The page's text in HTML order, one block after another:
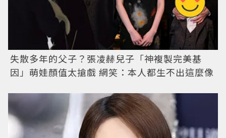
失散多年的父子？張凌赫兒子「神複製完美基
因」萌娃顏值太搶戲 網笑：本人都生不出這麼像